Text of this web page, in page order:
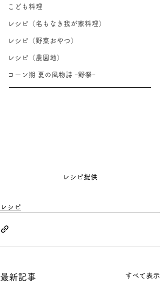
こども料理
レシピ（名もなき我が家料理）
レシピ（野菜おやつ）
レシピ（農園地）
コーン期 夏の風物詩 ｰ野祭ｰ
レシピ提供
レシピ
最新記事 すべて表示